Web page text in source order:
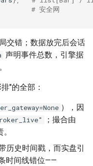
# 安全网
交错；数据放完后会话
声明事件总数，引擎据
"的全部：
），因
；撮合由
历史时间戳，而实盘引
时间线错位——